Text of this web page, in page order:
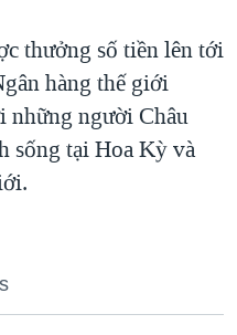
thưởng số tiền lên tới
hàng thế giới
những người Châu
sống tại Hoa Kỳ và